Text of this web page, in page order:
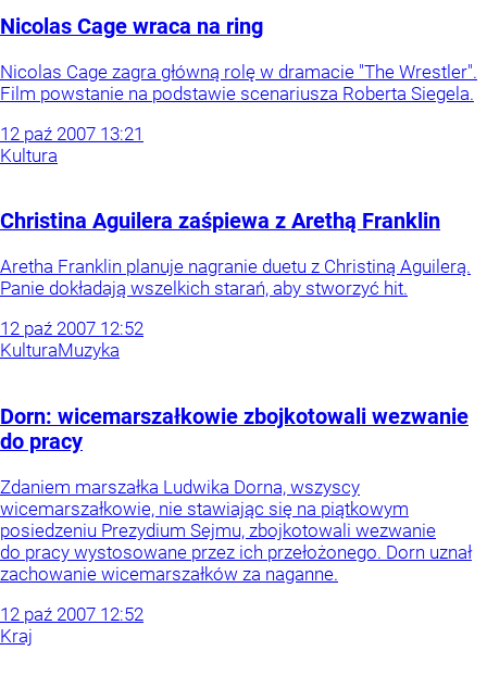
Nicolas Cage wraca na ring
Nicolas Cage zagra główną rolę w dramacie "The Wrestler".
Film powstanie na podstawie scenariusza Roberta Siegela.
12 paź 2007 13:21
Kultura
Christina Aguilera zaśpiewa z Arethą Franklin
Aretha Franklin planuje nagranie duetu z Christiną Aguilerą.
Panie dokładają wszelkich starań, aby stworzyć hit.
12 paź 2007 12:52
KulturaMuzyka
Dorn: wicemarszałkowie zbojkotowali wezwanie
do pracy
Zdaniem marszałka Ludwika Dorna, wszyscy
wicemarszałkowie, nie stawiając się na piątkowym
posiedzeniu Prezydium Sejmu, zbojkotowali wezwanie
do pracy wystosowane przez ich przełożonego. Dorn uznał
zachowanie wicemarszałków za naganne.
12 paź 2007 12:52
Kraj